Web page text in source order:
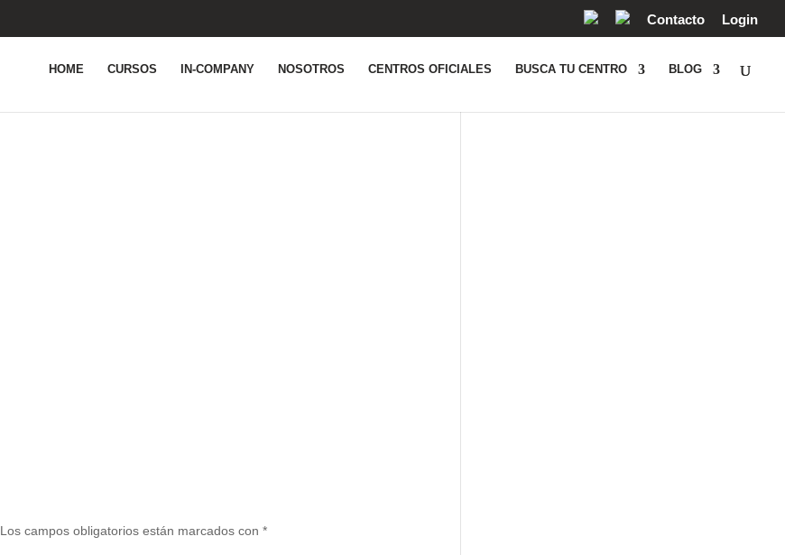
Contacto Login
HOME CURSOS IN-COMPANY NOSOTROS CENTROS OFICIALES BUSCA TU CENTRO BLOG
Los campos obligatorios están marcados con*